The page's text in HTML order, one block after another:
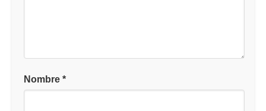
Nombre *